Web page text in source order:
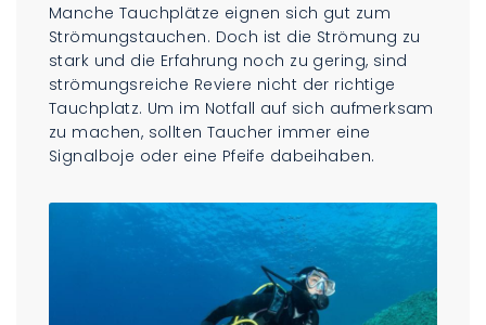
Manche Tauchplätze eignen sich gut zum
Strömungstauchen. Doch ist die Strömung zu
stark und die Erfahrung noch zu gering, sind
strömungsreiche Reviere nicht der richtige
Tauchplatz. Um im Notfall auf sich aufmerksam
zu machen, sollten Taucher immer eine
Signalboje oder eine Pfeife dabeihaben.